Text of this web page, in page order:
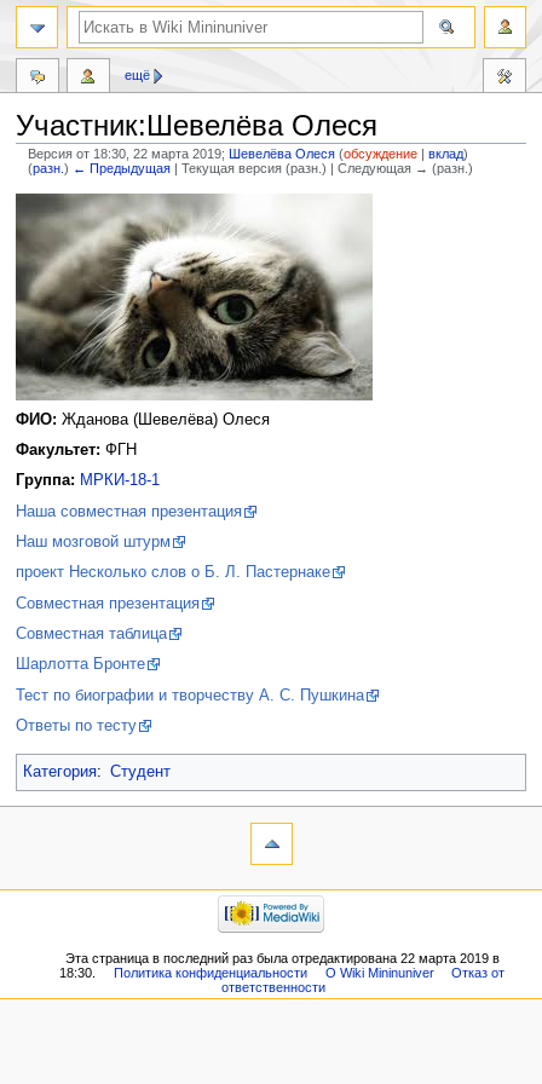
Участник:Шевелёва Олеся
Версия от 18:30, 22 марта 2019; Шевелёва Олеся (обсуждение |вклад)
(разн.) ← Предыдущая | Текущая версия (разн.) | Следующая → (разн.)
к
навигации
к
поиску
ФИО: Жданова (Шевелёва) Олеся
Факультет: ФГН
Группа: МРКИ-18-1
Наша совместная презентация
Наш мозговой штурм
проект Несколько слов о Б. Л. Пастернаке
Совместная презентация
Cовместная таблица
Шарлотта Бронте
Тест по биографии и творчеству А. С. Пушкина
Ответы по тесту
Категория: Студент
ещё
Эта страница в последний раз была отредактирована 22 марта 2019 в
18:30.
Политика конфиденциальности О Wiki Mininuniver
Отказ от
ответственности